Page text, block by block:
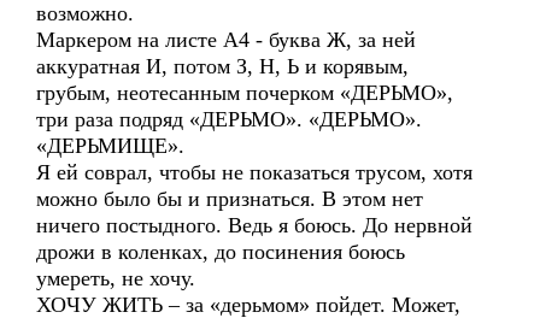
возможно.
Маркером на листе А4 - буква Ж, за ней
аккуратная И, потом З, Н, Ь и корявым,
грубым, неотесанным почерком «ДЕРЬМО»,
три раза подряд «ДЕРЬМО». «ДЕРЬМО».
«ДЕРЬМИЩЕ».
Я ей соврал, чтобы не показаться трусом, хотя
можно было бы и признаться. В этом нет
ничего постыдного. Ведь я боюсь. До нервной
дрожи в коленках, до посинения боюсь
умереть, не хочу.
ХОЧУ ЖИТЬ – за «дерьмом» пойдет. Может,